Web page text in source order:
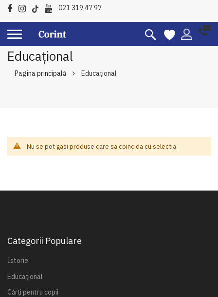
021 319 47 97
Educațional
Pagina principală Educațional
Nu se pot gasi produse care sa coincida cu selectia.
Categorii Populare
Istorie
Educațional
Cărți pentru copii